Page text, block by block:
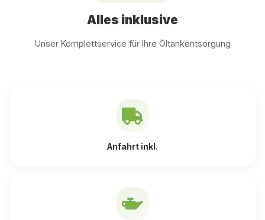
Alles inklusive
Unser Komplettservice für Ihre Öltankentsorgung
Anfahrt inkl.